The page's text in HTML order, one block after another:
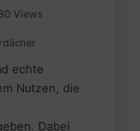
Views
echte
Nutzen, die
Dabei